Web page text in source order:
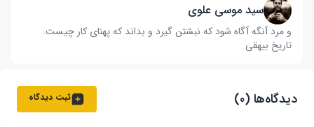
سید موسی علوی
و مرد آنگه آگاه شود که نبشتن گیرد و بداند که پهنای کار چیست‌.
تاریخ بیهقی
دیدگاه‌ها (۰) ثبت دیدگاه